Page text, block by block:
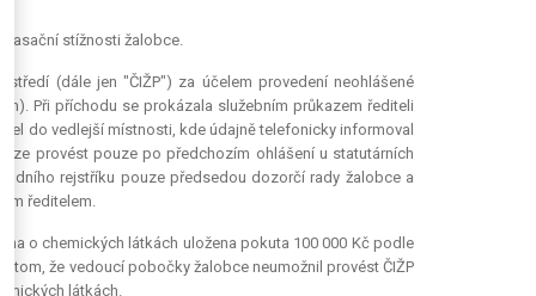
stížnosti žalobce.
(dále jen "ČIŽP") za účelem provedení neohlášené
Při příchodu se prokázala služebním průkazem řediteli
do vedlejší místnosti, kde údajně telefonicky informoval
lze provést pouze po předchozím ohlášení u statutárních
rejstříku pouze předsedou dozorčí rady žalobce a
ředitelem.
o chemických látkách uložena pokuta 100 000 Kč podle
tom, že vedoucí pobočky žalobce neumožnil provést ČIŽP
látkách.